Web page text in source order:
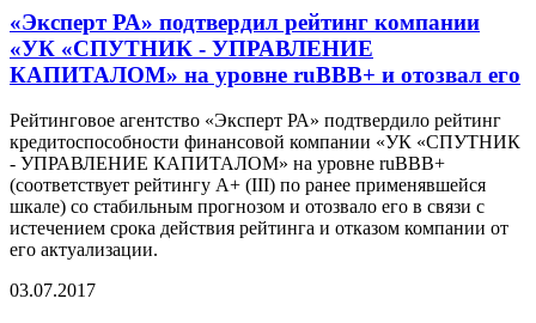
«Эксперт РА» подтвердил рейтинг компании
«УК «СПУТНИК - УПРАВЛЕНИЕ
КАПИТАЛОМ» на уровне ruBBB+ и отозвал его
Рейтинговое агентство «Эксперт РА» подтвердило рейтинг
кредитоспособности финансовой компании «УК «СПУТНИК
- УПРАВЛЕНИЕ КАПИТАЛОМ» на уровне ruBBB+
(соответствует рейтингу А+ (III) по ранее применявшейся
шкале) со стабильным прогнозом и отозвало его в связи с
истечением срока действия рейтинга и отказом компании от
его актуализации.
03.07.2017